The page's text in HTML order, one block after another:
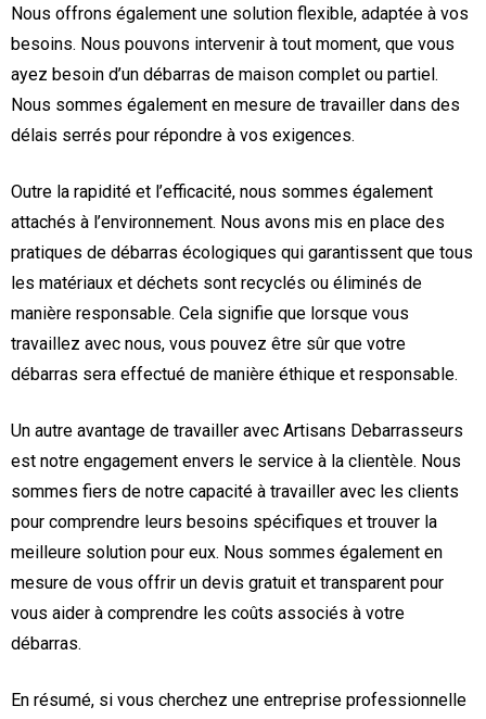
Nous offrons également une solution flexible, adaptée à vos
besoins. Nous pouvons intervenir à tout moment, que vous
ayez besoin d’un débarras de maison complet ou partiel.
Nous sommes également en mesure de travailler dans des
délais serrés pour répondre à vos exigences.
Outre la rapidité et l’efficacité, nous sommes également
attachés à l’environnement. Nous avons mis en place des
pratiques de débarras écologiques qui garantissent que tous
les matériaux et déchets sont recyclés ou éliminés de
manière responsable. Cela signifie que lorsque vous
travaillez avec nous, vous pouvez être sûr que votre
débarras sera effectué de manière éthique et responsable.
Un autre avantage de travailler avec Artisans Debarrasseurs
est notre engagement envers le service à la clientèle. Nous
sommes fiers de notre capacité à travailler avec les clients
pour comprendre leurs besoins spécifiques et trouver la
meilleure solution pour eux. Nous sommes également en
mesure de vous offrir un devis gratuit et transparent pour
vous aider à comprendre les coûts associés à votre
débarras.
En résumé, si vous cherchez une entreprise professionnelle